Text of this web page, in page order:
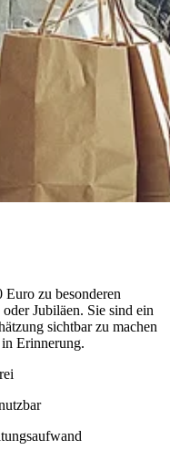
Euro zu besonderen
Jubiläen. Sie sind ein
sichtbar zu machen
Erinnerung.